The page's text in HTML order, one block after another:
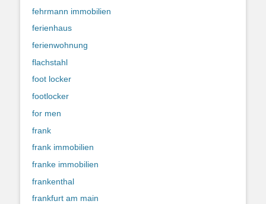
fehrmann immobilien
ferienhaus
ferienwohnung
flachstahl
foot locker
footlocker
for men
frank
frank immobilien
franke immobilien
frankenthal
frankfurt am main